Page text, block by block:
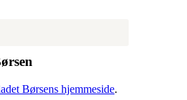
Børsens hjemmeside.